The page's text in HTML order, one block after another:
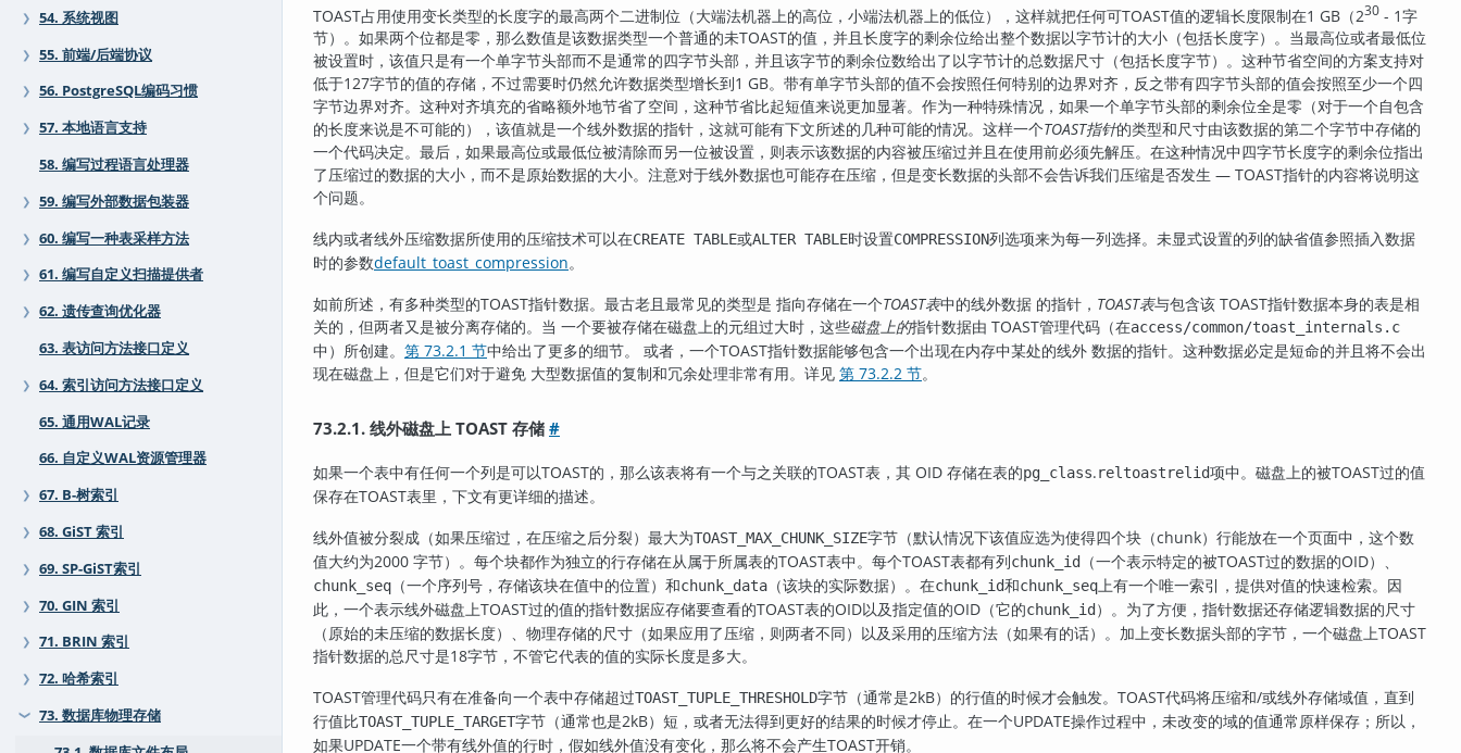
❯ 54. 系统视图
❯ 55. 前端/后端协议
❯ 56. PostgreSQL编码习惯
❯
57. 本地语言支持
58. 编写过程语言处理器
❯ 59. 编写外部数据包装器
❯ 60. 编写一种表采样方法
❯ 61. 编写自定义扫描提供者
❯
62. 遗传查询优化器
63. 表访问方法接口定义
❯
64. 索引访问方法接口定义
65. 通用WAL记录
66. 自定义WAL资源管理器
❯ 67. B-树索引
❯ 68. GiST 索引
❯ 69. SP-GiST索引
❯ 70. GIN 索引
❯ 71. BRIN 索引
❯ 72. 哈希索引
❯
73. 数据库物理存储
TOAST占用使用变长类型的长度字的最高两个二进制位（大端法机器上的高位，小端法机器上的低位），这样就把任何可TOAST值的逻辑长度限制在1 GB（230 - 1字
节）。如果两个位都是零，那么数值是该数据类型一个普通的未TOAST的值，并且长度字的剩余位给出整个数据以字节计的大小（包括长度字）。当最高位或者最低位
被设置时，该值只是有一个单字节头部而不是通常的四字节头部，并且该字节的剩余位数给出了以字节计的总数据尺寸（包括长度字节）。这种节省空间的方案支持对
低于127字节的值的存储，不过需要时仍然允许数据类型增长到1 GB。带有单字节头部的值不会按照任何特别的边界对齐，反之带有四字节头部的值会按照至少一个四
字节边界对齐。这种对齐填充的省略额外地节省了空间，这种节省比起短值来说更加显著。作为一种特殊情况，如果一个单字节头部的剩余位全是零（对于一个自包含
的长度来说是不可能的），该值就是一个线外数据的指针，这就可能有下文所述的几种可能的情况。这样一个TOAST指针的类型和尺寸由该数据的第二个字节中存储的
一个代码决定。最后，如果最高位或最低位被清除而另一位被设置，则表示该数据的内容被压缩过并且在使用前必须先解压。在这种情况中四字节长度字的剩余位指出
了压缩过的数据的大小，而不是原始数据的大小。注意对于线外数据也可能存在压缩，但是变长数据的头部不会告诉我们压缩是否发生 — TOAST指针的内容将说明这
个问题。
线内或者线外压缩数据所使用的压缩技术可以在CREATE TABLE或ALTER TABLE时设置COMPRESSION列选项来为每一列选择。未显式设置的列的缺省值参照插入数据
时的参数default_toast_compression。
如前所述，有多种类型的TOAST指针数据。最古老且最常见的类型是 指向存储在一个TOAST表中的线外数据 的指针， TOAST表与包含该 TOAST指针数据本身的表是相
关的，但两者又是被分离存储的。当 一个要被存储在磁盘上的元组过大时，这些磁盘上的指针数据由 TOAST管理代码（在access/common/toast_internals.c
中）所创建。 第 73.2.1 节中给出了更多的细节。 或者，一个TOAST指针数据能够包含一个出现在内存中某处的线外 数据的指针。这种数据必定是短命的并且将不会出
现在磁盘上，但是它们对于避免 大型数据值的复制和冗余处理非常有用。详见 第 73.2.2 节。
73.2.1. 线外磁盘上 TOAST 存储#
如果一个表中有任何一个列是可以TOAST的，那么该表将有一个与之关联的TOAST表，其 OID 存储在表的pg_class.reltoastrelid项中。磁盘上的被TOAST过的值
保存在TOAST表里，下文有更详细的描述。
线外值被分裂成（如果压缩过，在压缩之后分裂）最大为TOAST_MAX_CHUNK_SIZE字节（默认情况下该值应选为使得四个块（chunk）行能放在一个页面中，这个数
值大约为2000 字节）。每个块都作为独立的行存储在从属于所属表的TOAST表中。每个TOAST表都有列chunk_id （一个表示特定的被TOAST过的数据的OID）、
chunk_seq （一个序列号，存储该块在值中的位置）和chunk_data （该块的实际数据）。在chunk_id和chunk_seq上有一个唯一索引，提供对值的快速检索。因
此，一个表示线外磁盘上TOAST过的值的指针数据应存储要查看的TOAST表的OID以及指定值的OID（它的chunk_id ）。为了方便，指针数据还存储逻辑数据的尺寸
（原始的未压缩的数据长度）、物理存储的尺寸（如果应用了压缩，则两者不同）以及采用的压缩方法（如果有的话）。加上变长数据头部的字节，一个磁盘上TOAST
指针数据的总尺寸是18字节，不管它代表的值的实际长度是多大。
TOAST管理代码只有在准备向一个表中存储超过TOAST_TUPLE_THRESHOLD字节（通常是2kB）的行值的时候才会触发。 TOAST代码将压缩和/或线外存储域值，直到
行值比TOAST_TUPLE_TARGET字节（通常也是2kB）短，或者无法得到更好的结果的时候才停止。在一个UPDATE操作过程中，未改变的域的值通常原样保存；所以，
如果UPDATE一个带有线外值的行时，假如线外值没有变化，那么将不会产生TOAST开销。